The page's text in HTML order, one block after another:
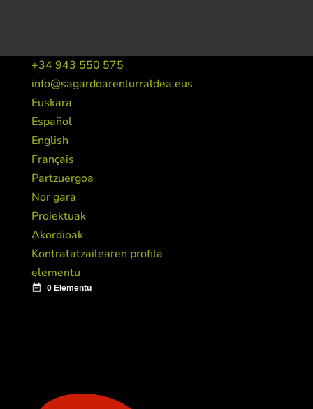
+34 943 550 575
info@sagardoarenlurraldea.eus
Euskara
Español
English
Français
Partzuergoa
Nor gara
Proiektuak
Akordioak
Kontratatzailearen profila
elementu